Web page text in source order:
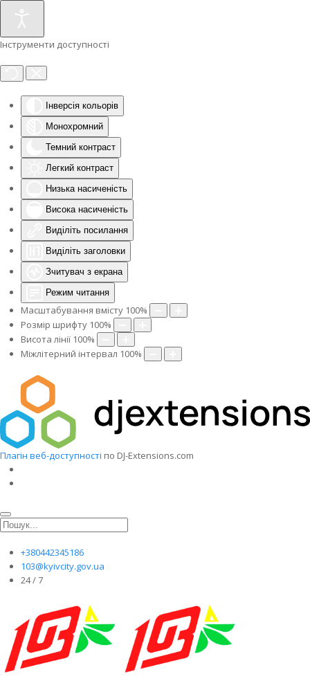
Інструменти доступності
Інверсія кольорів
Монохромний
Темний контраст
Легкий контраст
Низька насиченість
Висока насиченість
Виділіть посилання
Виділіть заголовки
Зчитувач з екрана
Режим читання
Масштабування вмісту 100%
Розмір шрифту 100%
Висота лінії 100%
Міжлітерний інтервал 100%
Плагін веб-доступності по DJ-Extensions.com
+380442345186
103@kyivcity.gov.ua
24 / 7